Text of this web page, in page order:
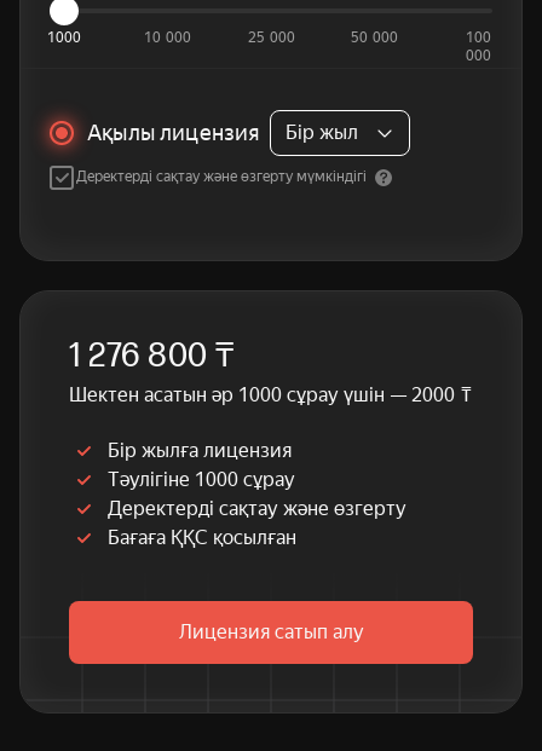
1000 10 000 25 000 50 000
100
000
Ақылы лицензия Бір жыл
Деректерді сақтау және өзгерту мүмкіндігі
1 276 800 ₸
Шектен асатын әр 1000 сұрау үшін — 2000 ₸
Бір жылға лицензия
Тәулігіне 1000 сұрау
Деректерді сақтау және өзгерту
Бағаға ҚҚС қосылған
Лицензия сатып алу